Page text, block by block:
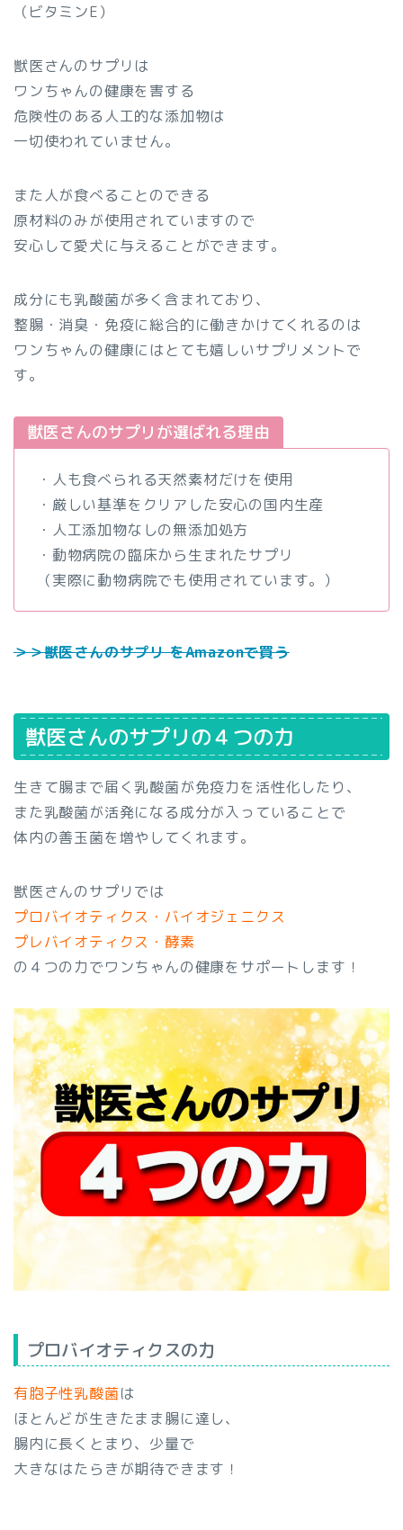
（ビタミンE）
獣医さんのサプリは
ワンちゃんの健康を害する
危険性のある人工的な添加物は
一切使われていません。
また人が食べることのできる
原材料のみが使用されていますので
安心して愛犬に与えることができます。
成分にも乳酸菌が多く含まれており、
整腸・消臭・免疫に総合的に働きかけてくれるのは
ワンちゃんの健康にはとても嬉しいサプリメントで
す。
獣医さんのサプリが選ばれる理由
・人も食べられる天然素材だけを使用
・厳しい基準をクリアした安心の国内生産
・人工添加物なしの無添加処方
・動物病院の臨床から生まれたサプリ
（実際に動物病院でも使用されています。）
＞＞獣医さんのサプリ をAmazonで買う
獣医さんのサプリの４つの力
生きて腸まで届く乳酸菌が免疫力を活性化したり、
また乳酸菌が活発になる成分が入っていることで
体内の善玉菌を増やしてくれます。
獣医さんのサプリでは
プロバイオティクス・バイオジェニクス
プレバイオティクス・酵素
の４つの力でワンちゃんの健康をサポートします！
プロバイオティクスの力
有胞子性乳酸菌は
ほとんどが生きたまま腸に達し、
腸内に長くとまり、少量で
大きなはたらきが期待できます！